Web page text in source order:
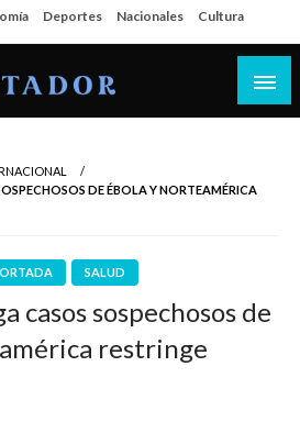
Deportes Nacionales Cultura
DE ÉBOLA Y NORTEAMÉRICA
SALUD
casos sospechosos de
restringe